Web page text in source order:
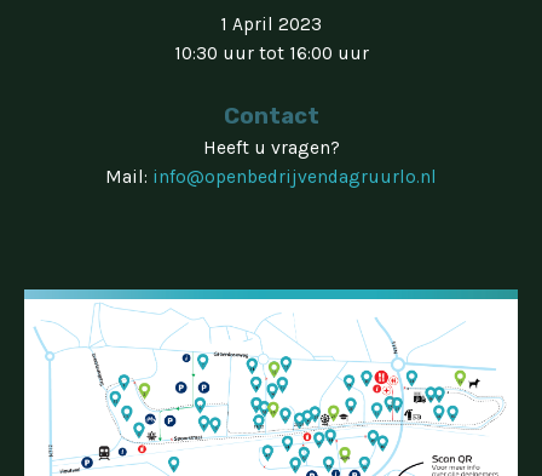
1 April 2023
10:30 uur tot 16:00 uur
Contact
Heeft u vragen?
Mail: info@openbedrijvendagruurlo.nl